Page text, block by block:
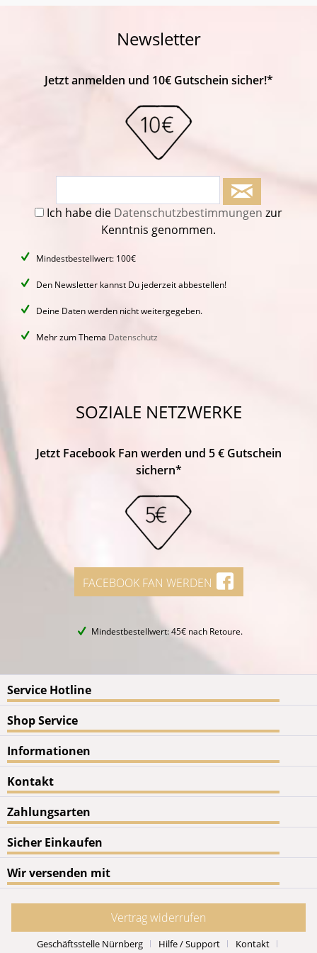
Newsletter
Jetzt anmelden und 10€ Gutschein sicher!*
Ich habe die Datenschutzbestimmungen zur
Kenntnis genommen.
Mindestbestellwert: 100€
Den Newsletter kannst Du jederzeit abbestellen!
Deine Daten werden nicht weitergegeben.
Mehr zum Thema Datenschutz
SOZIALE NETZWERKE
Jetzt Facebook Fan werden und 5 € Gutschein
sichern*
FACEBOOK FAN WERDEN
Mindestbestellwert: 45€ nach Retoure.
Service Hotline
Shop Service
Informationen
Kontakt
Zahlungsarten
Sicher Einkaufen
Wir versenden mit
Vertrag widerrufen
Geschäftsstelle Nürnberg Hilfe / Support Kontakt